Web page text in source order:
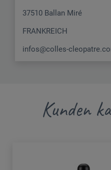
37510 Ballan Miré
FRANKREICH
infos@colles-
Kunden